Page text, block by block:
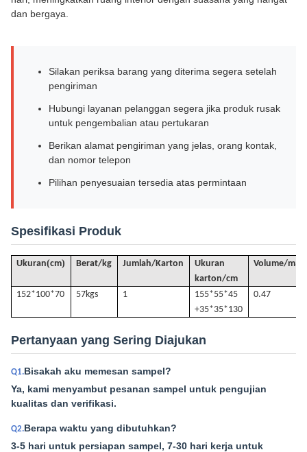
dan bergaya.
Silakan periksa barang yang diterima segera setelah
pengiriman
Hubungi layanan pelanggan segera jika produk rusak
untuk pengembalian atau pertukaran
Berikan alamat pengiriman yang jelas, orang kontak,
dan nomor telepon
Pilihan penyesuaian tersedia atas permintaan
Spesifikasi Produk
Ukuran(cm) Berat/kg Jumlah/Karton
Ukuran
karton/cm
Volume/m3
152*100*70 57kgs 1
155*55*45
+35*35*130
0.47
Pertanyaan yang Sering Diajukan
Q1.Bisakah aku memesan sampel?
Ya, kami menyambut pesanan sampel untuk pengujian
kualitas dan verifikasi.
Q2.Berapa waktu yang dibutuhkan?
3-5 hari untuk persiapan sampel, 7-30 hari kerja untuk